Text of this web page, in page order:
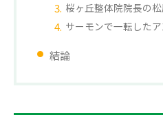
桜ヶ丘整体院院長の
サーモンで一転した
結論